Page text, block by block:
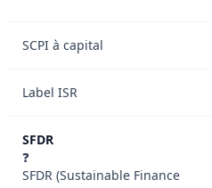
SCPI à capital
Label ISR
SFDR
❓
SFDR (Sustainable Finance